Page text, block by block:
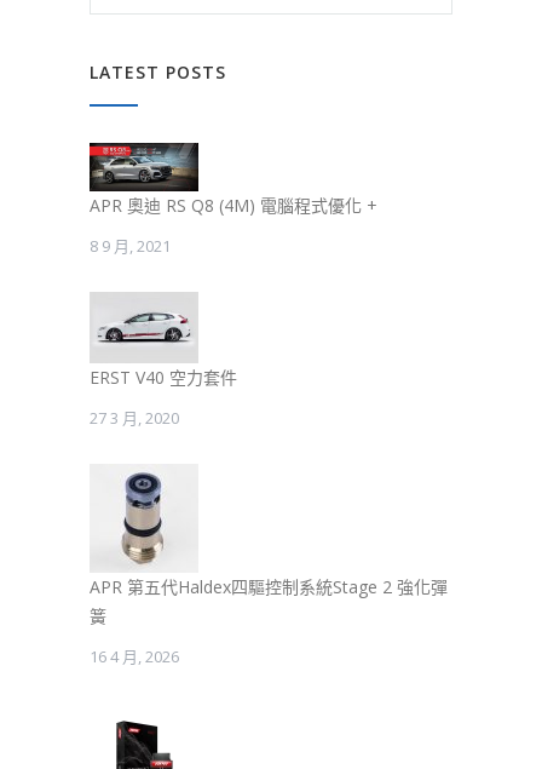
LATEST POSTS
APR 奧迪 RS Q8 (4M) 電腦程式優化 +
8 9 月, 2021
ERST V40 空力套件
27 3 月, 2020
APR 第五代Haldex四驅控制系統Stage 2 強化彈
簧
16 4 月, 2026